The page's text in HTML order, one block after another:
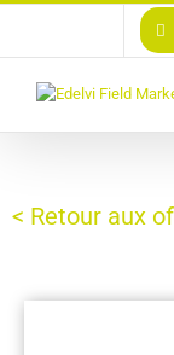
Passer
contenu
< Retour aux